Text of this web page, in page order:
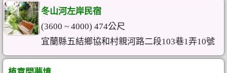
冬山河左岸民宿
(3600 ~ 4000) 474公尺
宜蘭縣五結鄉協和村親河路二段103巷1弄10號